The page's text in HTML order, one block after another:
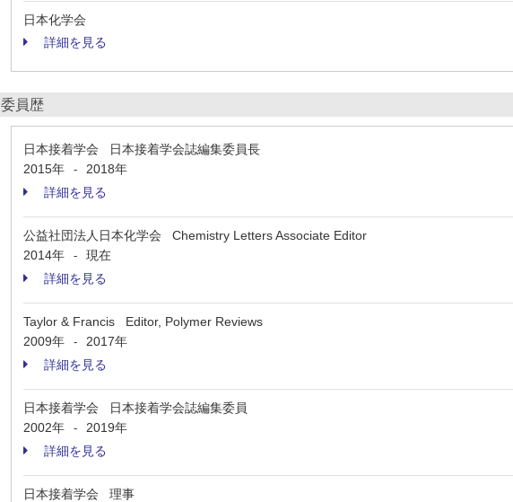
日本化学会
詳細を見る
委員歴
日本接着学会 日本接着学会誌編集委員長
2015年
-
2018年
詳細を見る
公益社団法人日本化学会 Chemistry Letters Associate Editor
2014年
-
現在
詳細を見る
Taylor & Francis Editor, Polymer Reviews
2009年
-
2017年
詳細を見る
日本接着学会 日本接着学会誌編集委員
2002年
-
2019年
詳細を見る
日本接着学会 理事